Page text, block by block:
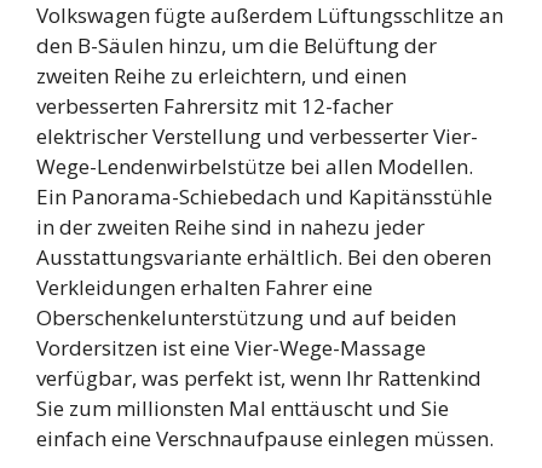
Volkswagen fügte außerdem Lüftungsschlitze an
den B-Säulen hinzu, um die Belüftung der
zweiten Reihe zu erleichtern, und einen
verbesserten Fahrersitz mit 12-facher
elektrischer Verstellung und verbesserter Vier-
Wege-Lendenwirbelstütze bei allen Modellen.
Ein Panorama-Schiebedach und Kapitänsstühle
in der zweiten Reihe sind in nahezu jeder
Ausstattungsvariante erhältlich. Bei den oberen
Verkleidungen erhalten Fahrer eine
Oberschenkelunterstützung und auf beiden
Vordersitzen ist eine Vier-Wege-Massage
verfügbar, was perfekt ist, wenn Ihr Rattenkind
Sie zum millionsten Mal enttäuscht und Sie
einfach eine Verschnaufpause einlegen müssen.